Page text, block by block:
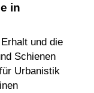
in
und die
Schienen
Urbanistik